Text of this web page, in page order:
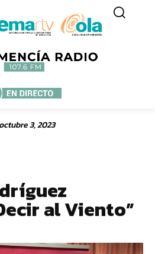
octubre 3, 2023
al Viento”